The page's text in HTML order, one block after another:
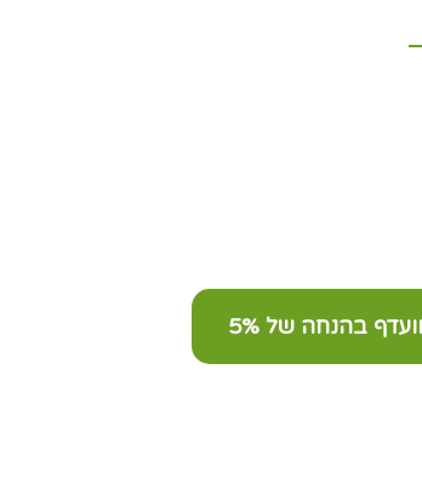
בהנחה של 5%